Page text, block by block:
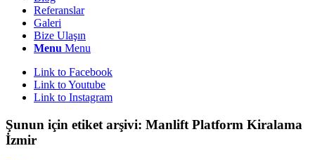
Referanslar
Galeri
Bize Ulaşın
Menu Menu
Link to Facebook
Link to Youtube
Link to Instagram
Şunun için etiket arşivi: Manlift Platform Kiralama
İzmir